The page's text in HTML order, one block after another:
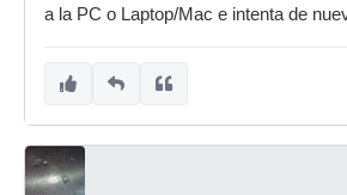
a la PC o Laptop/Mac e intenta de